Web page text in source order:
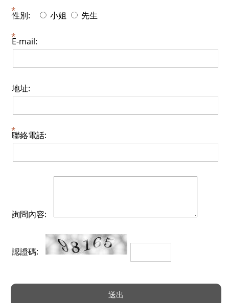
性別: 小姐 先生
E-mail:
地址:
聯絡電話:
詢問內容:
認證碼: